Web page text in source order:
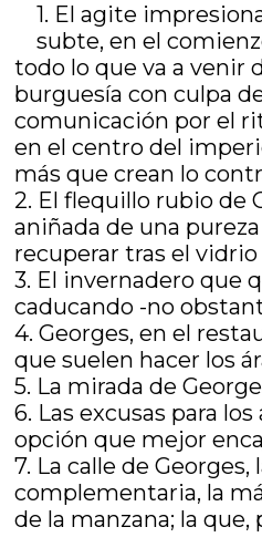
1. El agite
subte, en el
todo lo que va a venir
burguesía con culpa
comunicación por el
en el centro del
más que crean lo
2. El flequillo rubio de
aniñada de una
recuperar tras el
3. El invernadero que
caducando -no
4. Georges, en el
que suelen hacer los
5. La mirada de
6. Las excusas para
opción que mejor
7. La calle de
complementaria, la
de la manzana; la